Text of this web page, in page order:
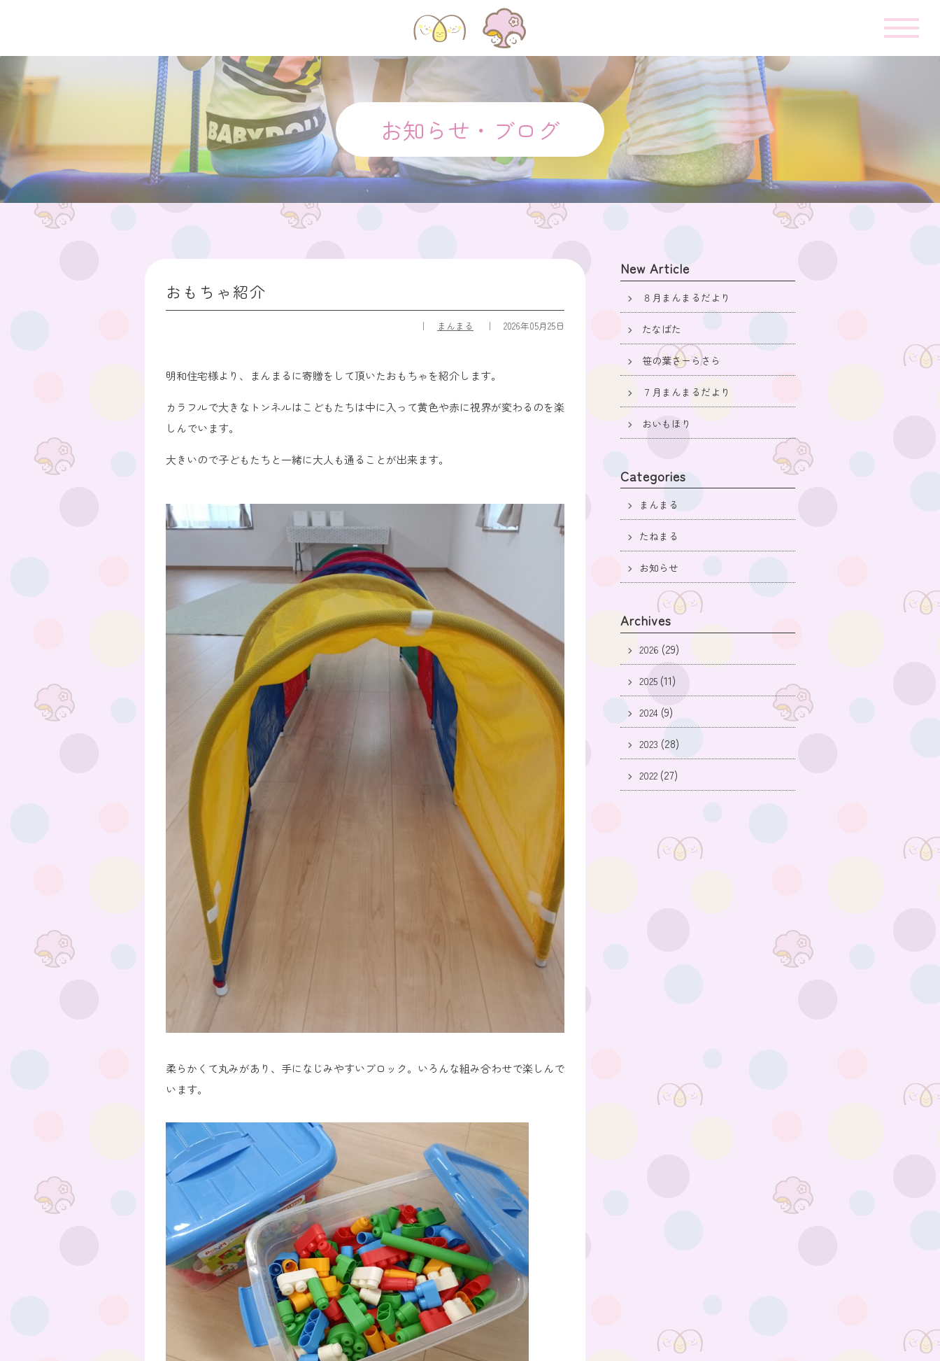
お知らせ・ブログ
おもちゃ紹介
まんまる 2026年05月25日
明和住宅様より、まんまるに寄贈をして頂いたおもちゃを紹介します。
カラフルで大きなトンネルはこどもたちは中に入って黄色や赤に視界が変わるのを楽
しんでいます。
大きいので子どもたちと一緒に大人も通ることが出来ます。
柔らかくて丸みがあり、手になじみやすいブロック。いろんな組み合わせで楽しんで
います。
New Article
８月まんまるだより
たなばた
笹の葉さーらさら
７月まんまるだより
おいもほり
Categories
まんまる
たねまる
お知らせ
Archives
2026 (29)
2025 (11)
2024 (9)
2023 (28)
2022 (27)